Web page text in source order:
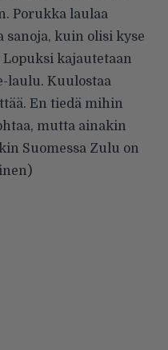
Porukka laulaa
kuin olisi kyse
kajautetaan
laulu. Kuulostaa
En tiedä mihin
mutta ainakin
Suomessa Zulu on